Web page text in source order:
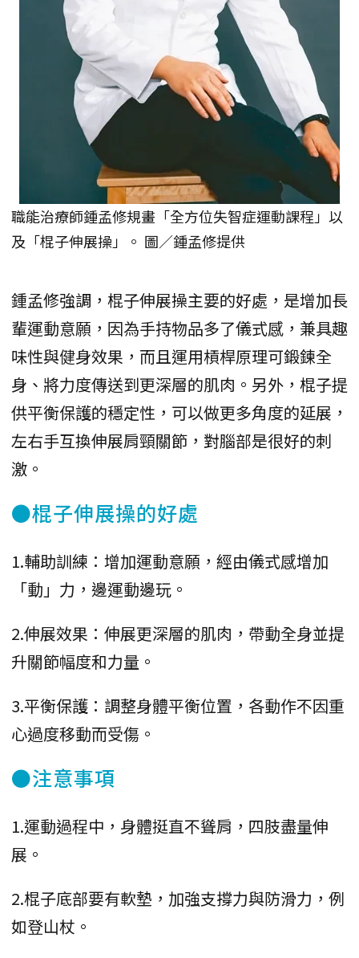
職能治療師鍾孟修規畫「全方位失智症運動課程」以
及「棍子伸展操」。 圖／鍾孟修提供
鍾孟修強調，棍子伸展操主要的好處，是增加長
輩運動意願，因為手持物品多了儀式感，兼具趣
味性與健身效果，而且運用槓桿原理可鍛鍊全
身、將力度傳送到更深層的肌肉。另外，棍子提
供平衡保護的穩定性，可以做更多角度的延展，
左右手互換伸展肩頸關節，對腦部是很好的刺
激。
●棍子伸展操的好處
1.輔助訓練：增加運動意願，經由儀式感增加
「動」力，邊運動邊玩。
2.伸展效果：伸展更深層的肌肉，帶動全身並提
升關節幅度和力量。
3.平衡保護：調整身體平衡位置，各動作不因重
心過度移動而受傷。
●注意事項
1.運動過程中，身體挺直不聳肩，四肢盡量伸
展。
2.棍子底部要有軟墊，加強支撐力與防滑力，例
如登山杖。